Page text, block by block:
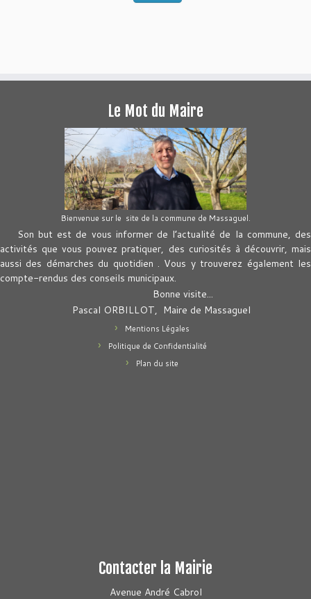
Le Mot du Maire
Bienvenue sur le site de la commune de Massaguel.
Son but est de vous informer de l’actualité de la commune, des
activités que vous pouvez pratiquer, des curiosités à découvrir, mais
aussi des démarches du quotidien . Vous y trouverez également les
compte-rendus des conseils municipaux.
Bonne visite...
Pascal ORBILLOT, Maire de Massaguel
Mentions Légales
Politique de Confidentialité
Plan du site
Contacter la Mairie
Avenue André Cabrol